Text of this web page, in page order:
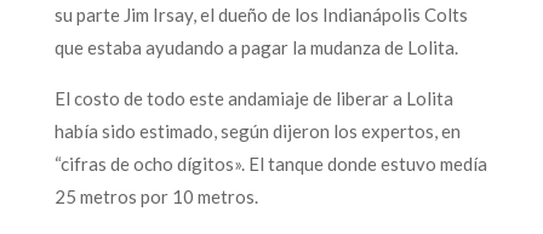
su parte Jim Irsay, el dueño de los Indianápolis Colts
que estaba ayudando a pagar la mudanza de Lolita.
El costo de todo este andamiaje de liberar a Lolita
había sido estimado, según dijeron los expertos, en
“cifras de ocho dígitos». El tanque donde estuvo medía
25 metros por 10 metros.